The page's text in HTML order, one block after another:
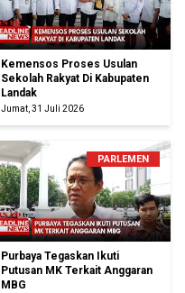
Kemensos Proses Usulan
Sekolah Rakyat Di Kabupaten
Landak
Jumat, 31 Juli 2026
PARLEMEN
Purbaya Tegaskan Ikuti
Putusan MK Terkait Anggaran
MBG